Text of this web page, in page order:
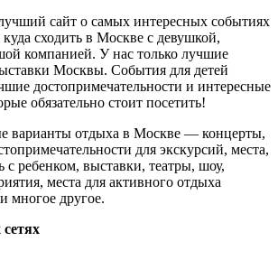
сайт о самых интересных событиях
сходить в Москве с девушкой,
компанией. У нас только лучшие
Москвы. События для детей
достопримечательности и интересные
обязательно стоит посетить!
варианты отдыха в Москве — концерты,
для экскурсий, места,
с ребенком, выставки, театры, шоу,
места для активного отдыха
многое другое.